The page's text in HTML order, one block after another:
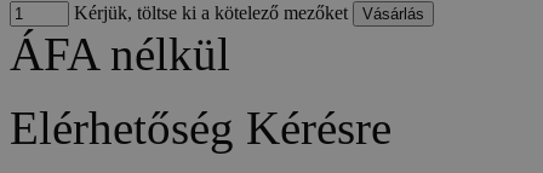
Kérjük, töltse ki a kötelező mezőket
ÁFA nélkül
Elérhetőség Kérésre